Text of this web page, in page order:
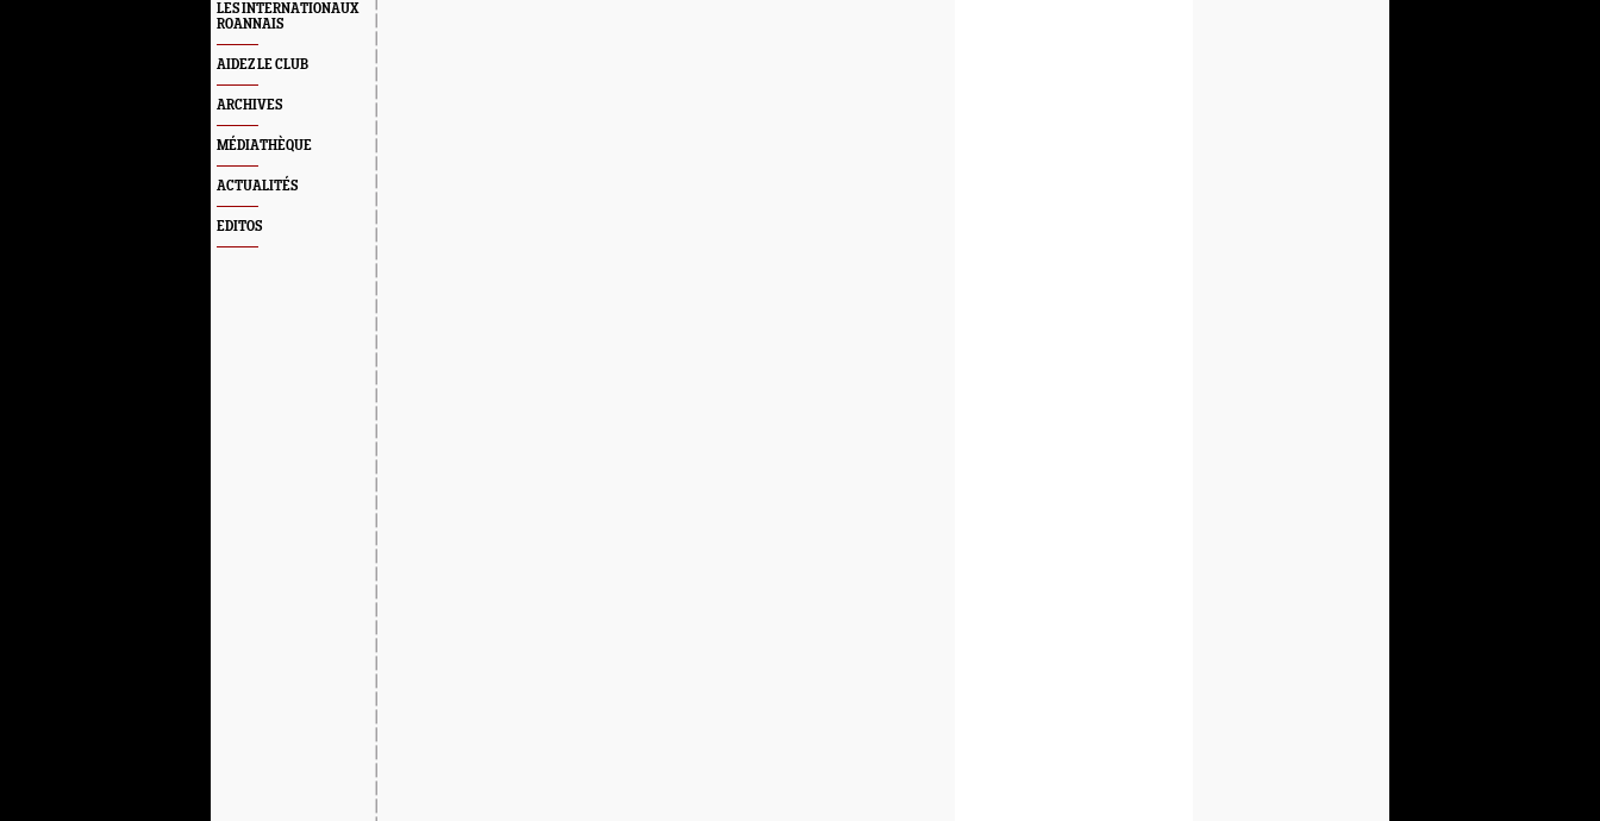
LES INTERNATIONAUX
ROANNAIS
AIDEZ LE CLUB
ARCHIVES
MÉDIATHÈQUE
ACTUALITÉS
EDITOS